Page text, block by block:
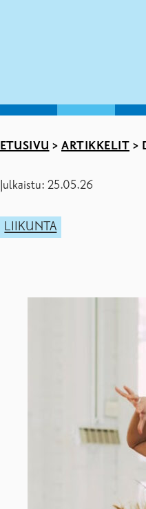
ETUSIVU > ARTIKKELIT >
Julkaistu: 25.05.26
LIIKUNTA